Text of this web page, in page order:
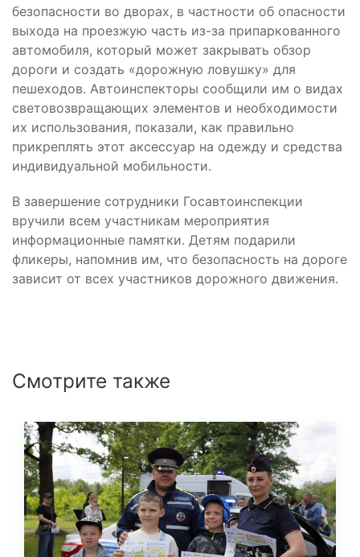
безопасности во дворах, в частности об опасности
выхода на проезжую часть из-за припаркованного
автомобиля, который может закрывать обзор
дороги и создать «дорожную ловушку» для
пешеходов. Автоинспекторы сообщили им о видах
световозвращающих элементов и необходимости
их использования, показали, как правильно
прикреплять этот аксессуар на одежду и средства
индивидуальной мобильности.
В завершение сотрудники Госавтоинспекции
вручили всем участникам мероприятия
информационные памятки. Детям подарили
фликеры, напомнив им, что безопасность на дороге
зависит от всех участников дорожного движения.
Смотрите также